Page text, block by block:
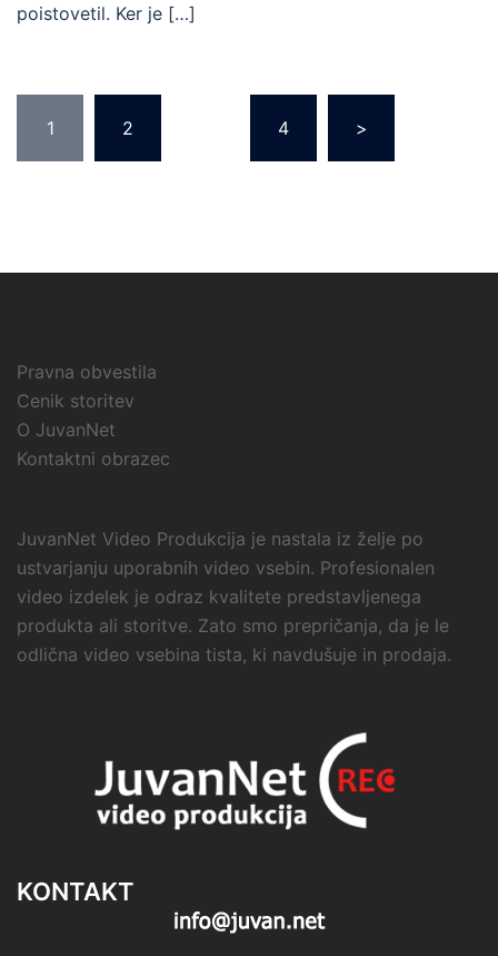
poistovetil. Ker je […]
prispevkov
1 2 4 >
Pravna obvestila
Cenik storitev
O JuvanNet
Kontaktni obrazec
JuvanNet Video Produkcija je nastala iz želje po
ustvarjanju uporabnih video vsebin. Profesionalen
video izdelek je odraz kvalitete predstavljenega
produkta ali storitve. Zato smo prepričanja, da je le
odlična video vsebina tista, ki navdušuje in prodaja.
KONTAKT